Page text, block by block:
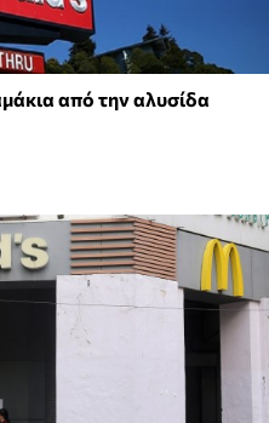
από την αλυσίδα